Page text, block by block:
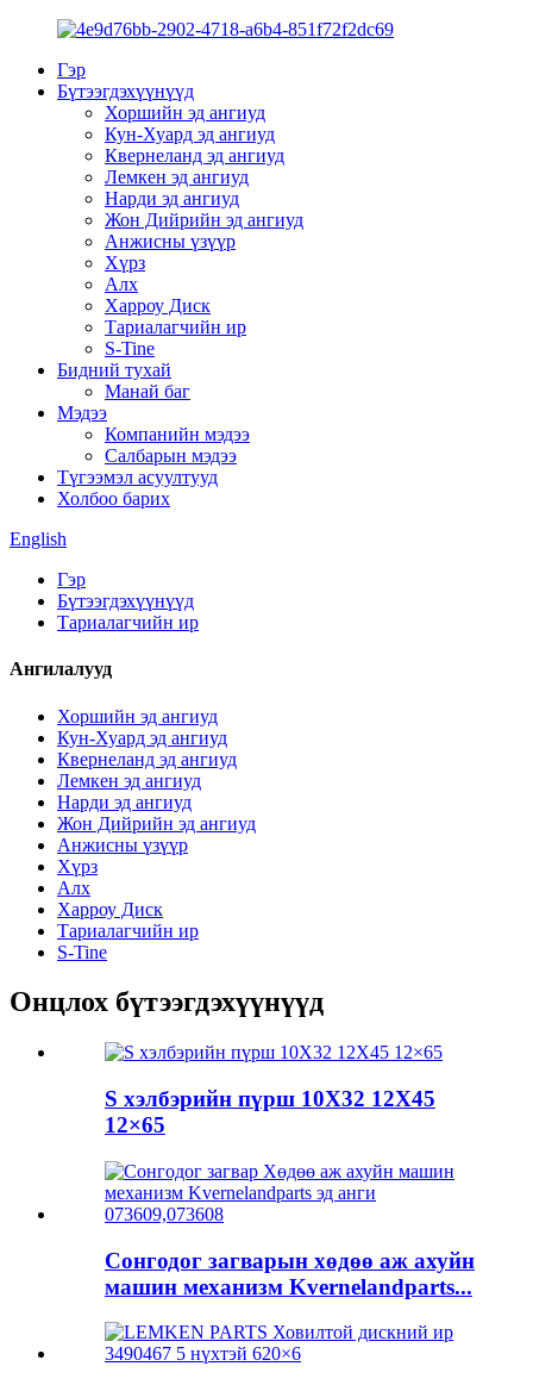
Гэр
Бүтээгдэхүүнүүд
Хоршийн эд ангиуд
Кун-Хуард эд ангиуд
Квернеланд эд ангиуд
Лемкен эд ангиуд
Нарди эд ангиуд
Жон Дийрийн эд ангиуд
Анжисны үзүүр
Хүрз
Алх
Харроу Диск
Тариалагчийн ир
S-Tine
Бидний тухай
Манай баг
Мэдээ
Компанийн мэдээ
Салбарын мэдээ
Түгээмэл асуултууд
Холбоо барих
English
Гэр
Бүтээгдэхүүнүүд
Тариалагчийн ир
Ангилалууд
Хоршийн эд ангиуд
Кун-Хуард эд ангиуд
Квернеланд эд ангиуд
Лемкен эд ангиуд
Нарди эд ангиуд
Жон Дийрийн эд ангиуд
Анжисны үзүүр
Хүрз
Алх
Харроу Диск
Тариалагчийн ир
S-Tine
Онцлох бүтээгдэхүүнүүд
S хэлбэрийн пүрш 10X32 12X45
12×65
Сонгодог загварын хөдөө аж ахуйн
машин механизм Kvernelandparts...